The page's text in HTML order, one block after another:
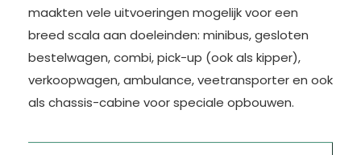
maakten vele uitvoeringen mogelijk voor een
breed scala aan doeleinden: minibus, gesloten
bestelwagen, combi, pick-up (ook als kipper),
verkoopwagen, ambulance, veetransporter en ook
als chassis-cabine voor speciale opbouwen.